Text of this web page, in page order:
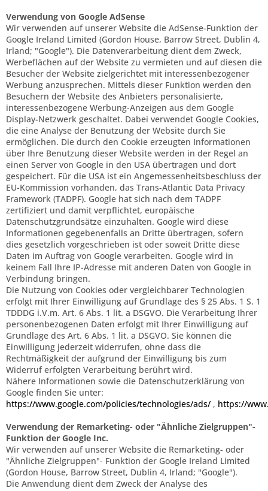
Verwendung von Google AdSense
Wir verwenden auf unserer Website die AdSense-Funktion der
Google Ireland Limited (Gordon House, Barrow Street, Dublin 4,
Irland; "Google"). Die Datenverarbeitung dient dem Zweck,
Werbeflächen auf der Website zu vermieten und auf diesen die
Besucher der Website zielgerichtet mit interessenbezogener
Werbung anzusprechen. Mittels dieser Funktion werden den
Besuchern der Website des Anbieters personalisierte,
interessenbezogene Werbung-Anzeigen aus dem Google
Display-Netzwerk geschaltet. Dabei verwendet Google Cookies,
die eine Analyse der Benutzung der Website durch Sie
ermöglichen. Die durch den Cookie erzeugten Informationen
über Ihre Benutzung dieser Website werden in der Regel an
einen Server von Google in den USA übertragen und dort
gespeichert. Für die USA ist ein Angemessenheitsbeschluss der
EU-Kommission vorhanden, das Trans-Atlantic Data Privacy
Framework (TADPF). Google hat sich nach dem TADPF
zertifiziert und damit verpflichtet, europäische
Datenschutzgrundsätze einzuhalten. Google wird diese
Informationen gegebenenfalls an Dritte übertragen, sofern
dies gesetzlich vorgeschrieben ist oder soweit Dritte diese
Daten im Auftrag von Google verarbeiten. Google wird in
keinem Fall Ihre IP-Adresse mit anderen Daten von Google in
Verbindung bringen.
Die Nutzung von Cookies oder vergleichbarer Technologien
erfolgt mit Ihrer Einwilligung auf Grundlage des § 25 Abs. 1 S. 1
TDDDG i.V.m. Art. 6 Abs. 1 lit. a DSGVO. Die Verarbeitung Ihrer
personenbezogenen Daten erfolgt mit Ihrer Einwilligung auf
Grundlage des Art. 6 Abs. 1 lit. a DSGVO. Sie können die
Einwilligung jederzeit widerrufen, ohne dass die
Rechtmäßigkeit der aufgrund der Einwilligung bis zum
Widerruf erfolgten Verarbeitung berührt wird.
Nähere Informationen sowie die Datenschutzerklärung von
Google finden Sie unter:
https://www.google.com/policies/technologies/ads/ , https://
Verwendung der Remarketing- oder "Ähnliche Zielgruppen"-
Funktion der Google Inc.
Wir verwenden auf unserer Website die Remarketing- oder
"Ähnliche Zielgruppen"- Funktion der Google Ireland Limited
(Gordon House, Barrow Street, Dublin 4, Irland; "Google").
Die Anwendung dient dem Zweck der Analyse des